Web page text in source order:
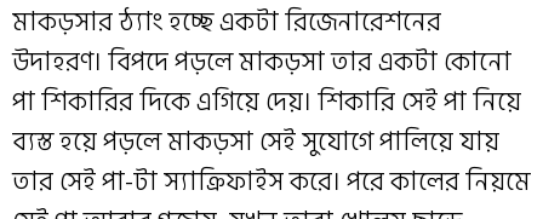
মাকড়সার ঠ্যাং হচ্ছে একটা রিজেনারেশনের
উদাহরণ। বিপদে পড়লে মাকড়সা তার একটা কোনো
পা শিকারির দিকে এগিয়ে দেয়। শিকারি সেই পা নিয়ে
ব্যস্ত হয়ে পড়লে মাকড়সা সেই সুযোগে পালিয়ে যায়
তার সেই পা-টা স্যাক্রিফাইস করে। পরে কালের নিয়মে